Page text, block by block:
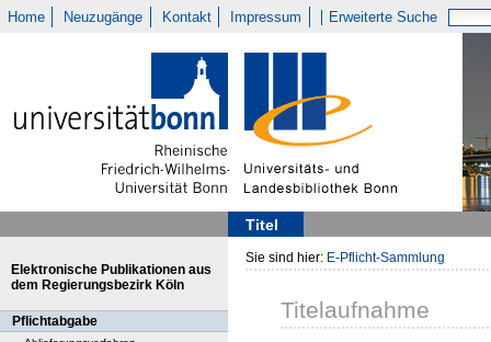
Home Neuzugänge Kontakt Impressum Erweiterte Suche
Titel
Elektronische Publikationen aus
dem Regierungsbezirk Köln
Pflichtabgabe
Sie sind hier: E-Pflicht-Sammlung
Titelaufnahme